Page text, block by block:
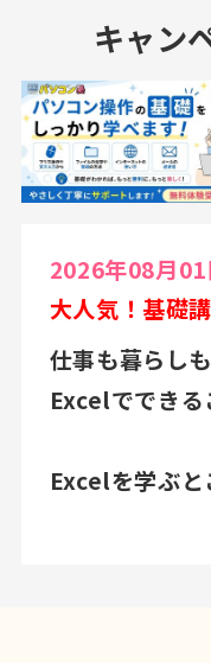
キャン
2026年08月
大人気！基礎
仕事も暮らし
Excelででき
Excelを学ぶ